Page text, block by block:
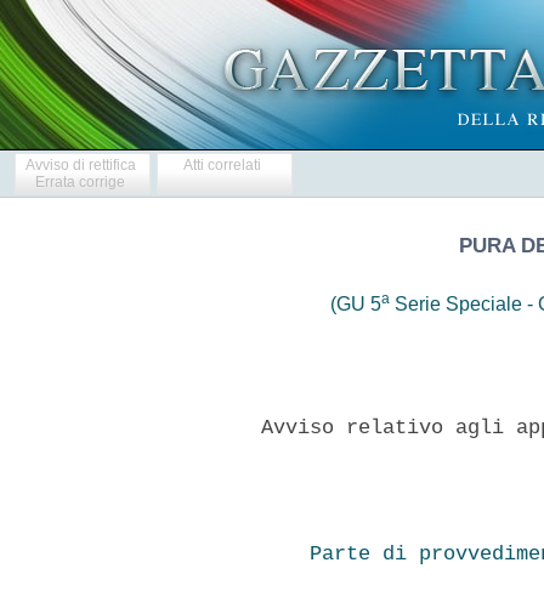
Avviso di rettifica
Errata corrige
Atti correlati
PURA
(GU 5a Serie Speciale -
Avviso relativo agli
Parte di